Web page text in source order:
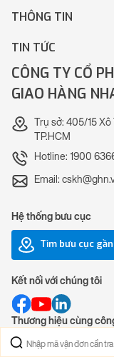
THÔNG TIN
TIN TỨC
CÔNG TY CỔ
GIAO HÀNG
Trụ sở: 405/15
TP.HCM
Hotline: 1900
Email:
Hệ thống bưu cục
Tìm bưu cục
Kết nối với chúng tôi
Thương hiệu cùng